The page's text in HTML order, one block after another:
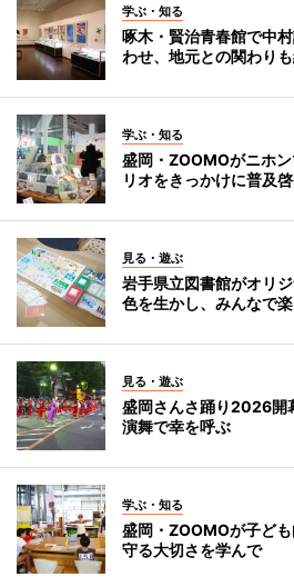
学ぶ・知る
啄木・賢治青春館で中
わせ、地元との関わり
学ぶ・知る
盛岡・ZOOMOがニホ
リオをきっかけに普及
見る・遊ぶ
岩手県立図書館がオリ
色を生かし、みんなで
見る・遊ぶ
盛岡さんさ踊り2026
演舞で幸を呼ぶ
学ぶ・知る
盛岡・ZOOMOが子ど
守る大切さを学んで